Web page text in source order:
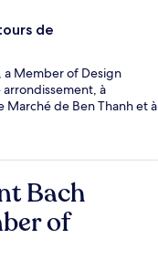
de
a Member of Design
à
Marché de Ben Thanh et à
Bach
of